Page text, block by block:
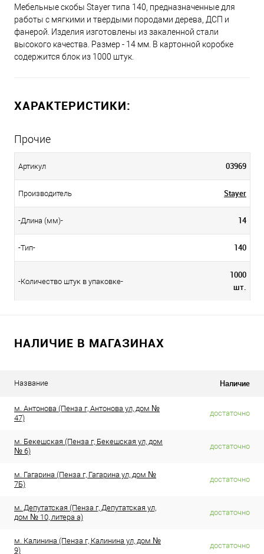
Мебельные скобы Stayer типа 140, предназначенные для
работы с мягкими и твердыми породами дерева, ДСП и
фанерой. Изделия изготовлены из закаленной стали
высокого качества. Размер - 14 мм. В картонной коробке
содержится блок из 1000 штук.
ХАРАКТЕРИСТИКИ:
Прочие
Артикул 03969
Производитель Stayer
-Длина (мм)- 14
-Тип- 140
-Количество штук в упаковке-
1000
шт.
НАЛИЧИЕ В МАГАЗИНАХ
Название Наличие
м. Антонова (Пенза г, Антонова ул, дом №
47)
достаточно
м. Бекешская (Пенза г, Бекешская ул, дом
№ 6)
достаточно
м. Гагарина (Пенза г, Гагарина ул, дом №
7Б)
достаточно
м. Депутатская (Пенза г, Депутатская ул,
дом № 10, литера а)
достаточно
м. Калинина (Пенза г, Калинина ул, дом №
9)
достаточно